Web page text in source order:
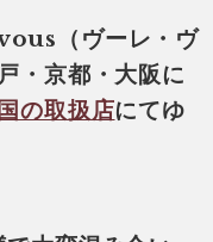
（ヴーレ・ヴ
・京都・大阪に
の取扱店にてゆ